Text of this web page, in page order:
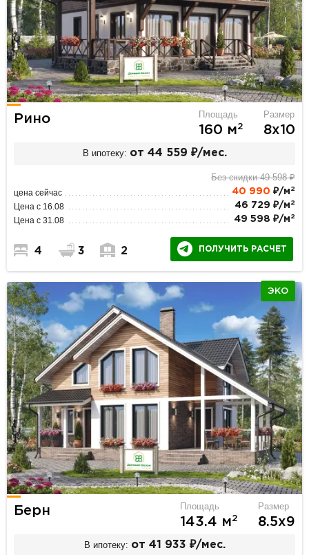
Рино Площадь
160 м2
Размер
8х10
В ипотеку: от 44 559 ₽/мес.
Без скидки 49 598 ₽
цена сейчас 40 990 ₽/м 2
Цена с 16.08 46 729 ₽/м 2
Цена с 31.08 49 598 ₽/м 2
4 3 2 ПОЛУЧИТЬ РАСЧЕТ
ЭКО
Берн Площадь
143.4 м2
Размер
8.5х9
В ипотеку: от 41 933 ₽/мес.